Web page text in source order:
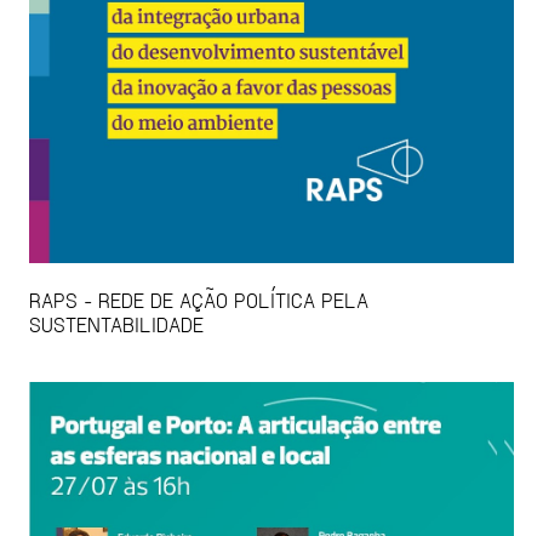
RAPS - REDE DE AÇÃO POLÍTICA PELA
SUSTENTABILIDADE